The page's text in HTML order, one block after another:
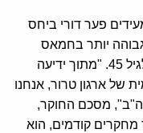
פער דורי ביחס
יותר בחמאס
ובטענותיו בקרב אזרחי ארה"ב מתחת לגיל 45. "מתוך ידיעה
של ארגון טרור, אנחנו
מסכם החוקר,
קודמים, הוא